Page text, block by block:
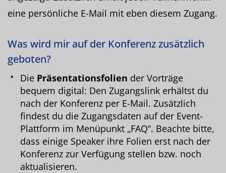
eine persönliche E-Mail mit eben diesem Zugang.
Was wird mir auf der Konferenz zusätzlich
geboten?
Die Präsentationsfolien der Vorträge
bequem digital: Den Zugangslink erhältst du
nach der Konferenz per E-Mail. Zusätzlich
findest du die Zugangsdaten auf der Event-
Plattform im Menüpunkt „FAQ“. Beachte bitte,
dass einige Speaker ihre Folien erst nach der
Konferenz zur Verfügung stellen bzw. noch
aktualisieren.